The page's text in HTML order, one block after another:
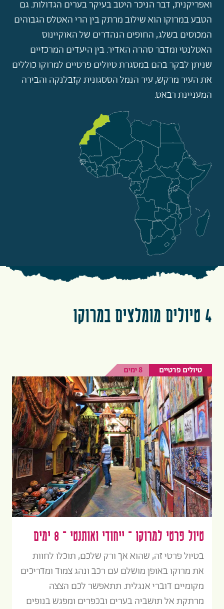
ואפריקנית, דבר הניכר היטב בעיקר בערים הגדולות. גם
הטבע במרוקו הוא שילוב מרתק בין הרי האטלס הגבוהים
המכוסים בשלג, החופים הנהדרים של האוקיינוס
האטלנטי ומדבר סהרה האדיר. בין היעדים המרכזיים
שניתן לבקר בהם במסגרת טיולים פרטיים למרוקו כוללים
את העיר מרקש, עיר הנמל הססגונית קזבלנקה והבירה
המעניינת רבאט.
4 טיולים מומלצים במרוקו
טיולים פרטיים 8 ימים
טיול פרטי למרוקו – ייחודי ואותנטי – 8 ימים
בטיול פרטי זה, שהוא אך ורק שלכם, תוכלו לחוות
את מרוקו באופן מושלם עם רכב ונהג צמוד ומדריכים
מקומיים דוברי אנגלית. תתאפשר לכם הצצה
מרתקת אל תושביה בערים ובכפרים ומפגש בנופים